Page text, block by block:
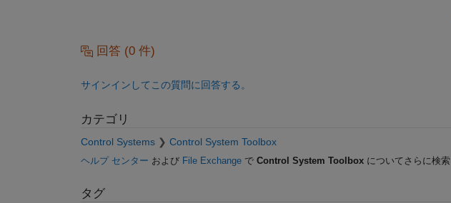
回答 (0 件)
サインインしてこの質問に回答する。
カテゴリ
Control Systems Control System Toolbox
ヘルプ センター および File Exchangeで Control System Toolboxについてさらに検索
タグ